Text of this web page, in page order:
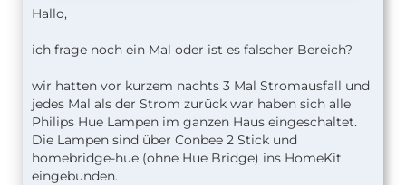
Hallo,
ich frage noch ein Mal oder ist es falscher Bereich?
wir hatten vor kurzem nachts 3 Mal Stromausfall und
jedes Mal als der Strom zurück war haben sich alle
Philips Hue Lampen im ganzen Haus eingeschaltet.
Die Lampen sind über Conbee 2 Stick und
homebridge-hue (ohne Hue Bridge) ins HomeKit
eingebunden.